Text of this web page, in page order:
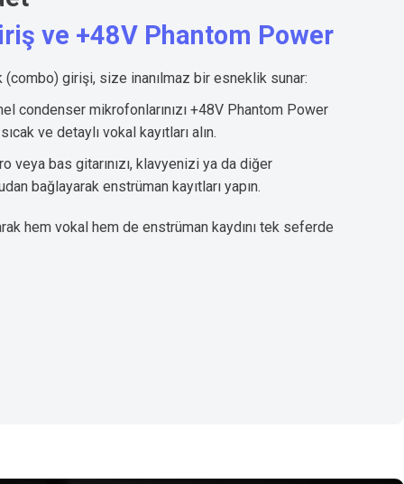
ve +48V Phantom Power
girişi, size inanılmaz bir esneklik sunar:
condenser mikrofonlarınızı +48V Phantom Power
ve detaylı vokal kayıtları alın.
veya bas gitarınızı, klavyenizi ya da diğer
bağlayarak enstrüman kayıtları yapın.
hem vokal hem de enstrüman kaydını tek seferde